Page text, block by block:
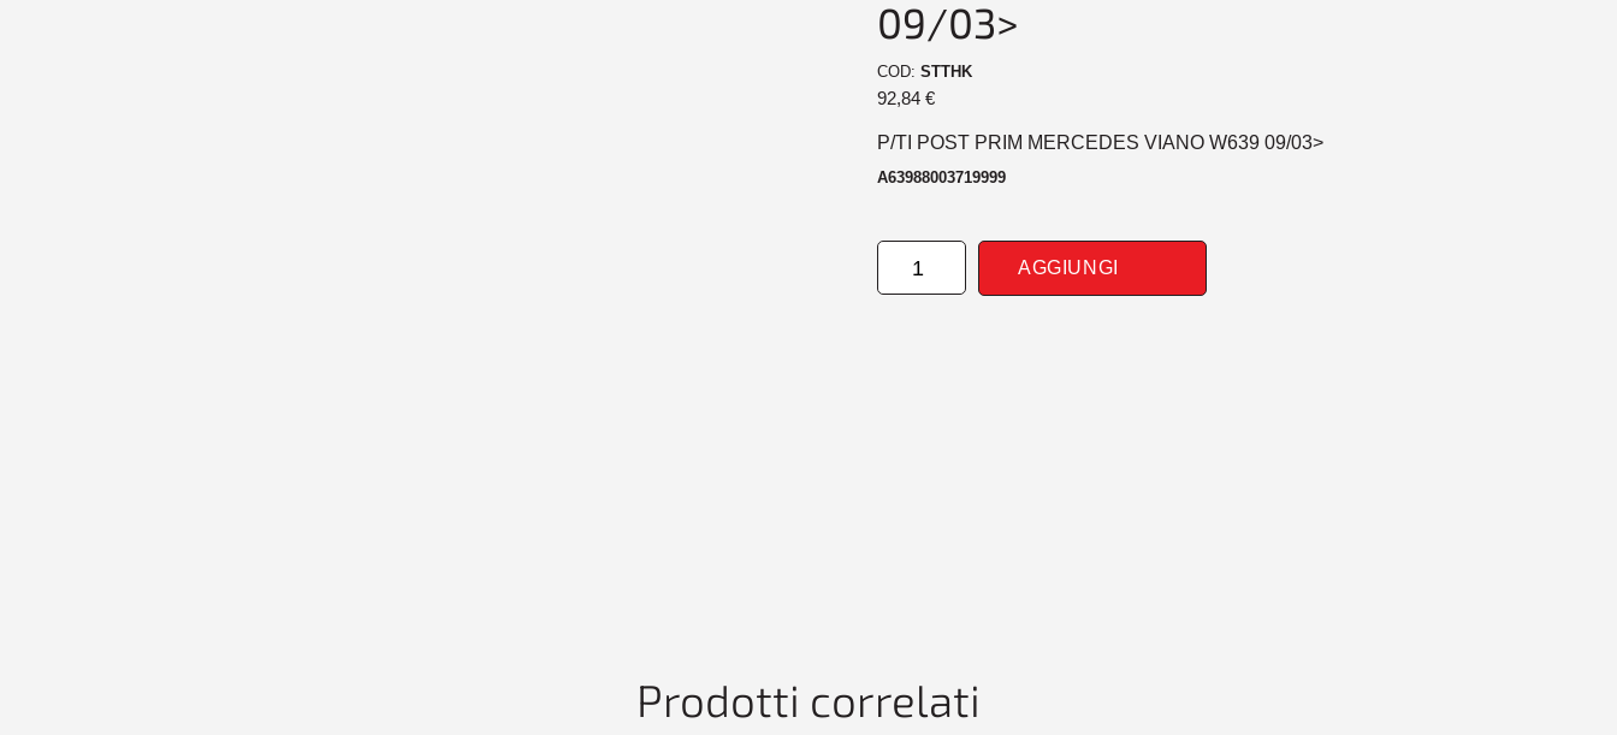
09/03>
COD: STTHK
92,84 €
P/TI POST PRIM MERCEDES VIANO W639 09/03>
A63988003719999
PARAURTI
POSTERIORE
AGGIUNGI
Prodotti correlati